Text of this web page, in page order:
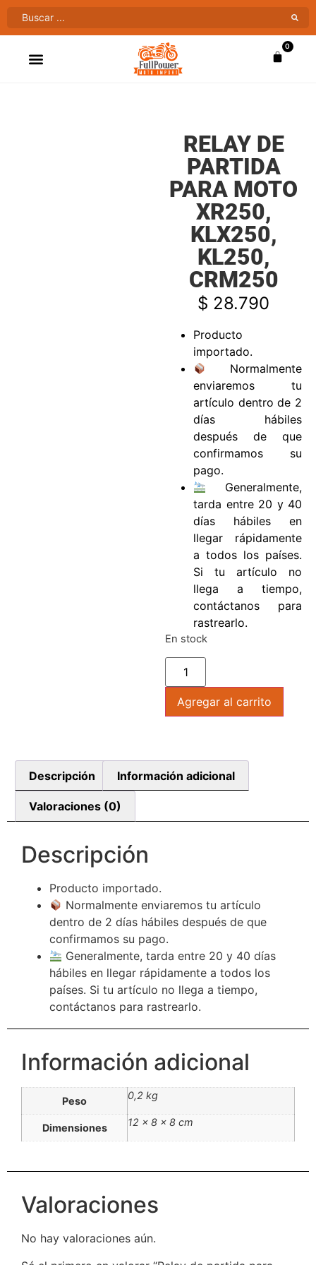
0
RELAY DE
PARTIDA
PARA MOTO
XR250,
KLX250,
KL250,
CRM250
$ 28.790
Producto
importado.
Normalmente
enviaremos tu
artículo dentro de 2
días hábiles
después de que
confirmamos su
pago.
Generalmente,
tarda entre 20 y 40
días hábiles en
llegar rápidamente
a todos los países.
Si tu artículo no
llega a tiempo,
contáctanos para
rastrearlo.
En stock
Agregar al carrito
Descripción Información adicional
Valoraciones (0)
Descripción
Producto importado.
Normalmente enviaremos tu artículo
dentro de 2 días hábiles después de que
confirmamos su pago.
Generalmente, tarda entre 20 y 40 días
hábiles en llegar rápidamente a todos los
países. Si tu artículo no llega a tiempo,
contáctanos para rastrearlo.
Información adicional
Peso 0,2 kg
Dimensiones 12 × 8 × 8 cm
Valoraciones
No hay valoraciones aún.